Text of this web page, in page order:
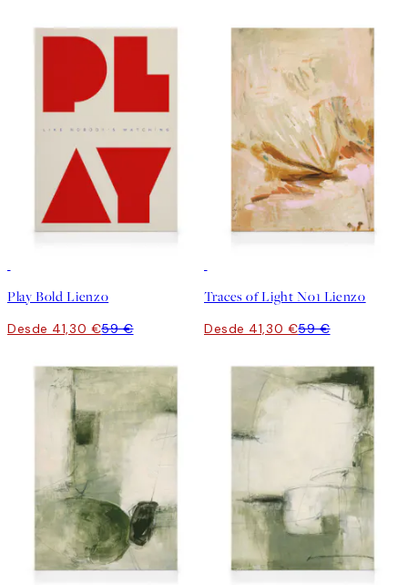
Play Bold Lienzo
Desde 41,30 €59 €
Traces of Light No1 Lienzo
Desde 41,30 €59 €